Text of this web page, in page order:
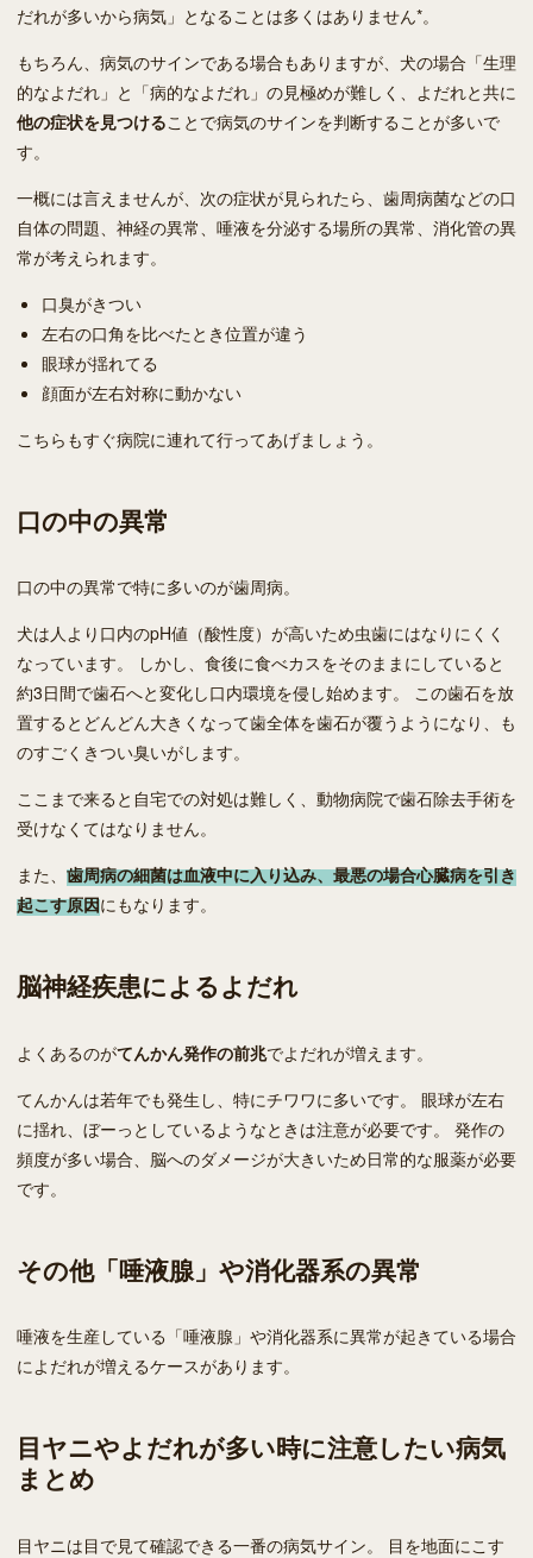
だれが多いから病気」となることは多くはありません*。
もちろん、病気のサインである場合もありますが、犬の場合「生理
的なよだれ」と「病的なよだれ」の見極めが難しく、よだれと共に
他の症状を見つけることで病気のサインを判断することが多いで
す。
一概には言えませんが、次の症状が見られたら、歯周病菌などの口
自体の問題、神経の異常、唾液を分泌する場所の異常、消化管の異
常が考えられます。
口臭がきつい
左右の口角を比べたとき位置が違う
眼球が揺れてる
顔面が左右対称に動かない
こちらもすぐ病院に連れて行ってあげましょう。
口の中の異常
口の中の異常で特に多いのが歯周病。
犬は人より口内のpH値（酸性度）が高いため虫歯にはなりにくく
なっています。 しかし、食後に食べカスをそのままにしていると
約3日間で歯石へと変化し口内環境を侵し始めます。 この歯石を放
置するとどんどん大きくなって歯全体を歯石が覆うようになり、も
のすごくきつい臭いがします。
ここまで来ると自宅での対処は難しく、動物病院で歯石除去手術を
受けなくてはなりません。
また、 歯周病の細菌は血液中に入り込み、最悪の場合心臓病を引き
起こす原因にもなります。
脳神経疾患によるよだれ
よくあるのがてんかん発作の前兆でよだれが増えます。
てんかんは若年でも発生し、特にチワワに多いです。 眼球が左右
に揺れ、ぼーっとしているようなときは注意が必要です。 発作の
頻度が多い場合、脳へのダメージが大きいため日常的な服薬が必要
です。
その他「唾液腺」や消化器系の異常
唾液を生産している「唾液腺」や消化器系に異常が起きている場合
によだれが増えるケースがあります。
目ヤニやよだれが多い時に注意したい病気
まとめ
目ヤニは目で見て確認できる一番の病気サイン。 目を地面にこす